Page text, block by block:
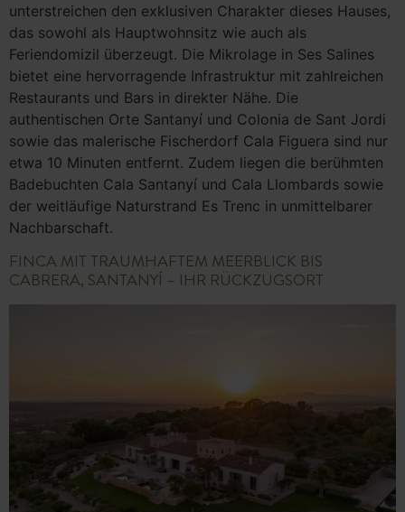
unterstreichen den exklusiven Charakter dieses Hauses,
das sowohl als Hauptwohnsitz wie auch als
Feriendomizil überzeugt. Die Mikrolage in Ses Salines
bietet eine hervorragende Infrastruktur mit zahlreichen
Restaurants und Bars in direkter Nähe. Die
authentischen Orte Santanyí und Colonia de Sant Jordi
sowie das malerische Fischerdorf Cala Figuera sind nur
etwa 10 Minuten entfernt. Zudem liegen die berühmten
Badebuchten Cala Santanyí und Cala Llombards sowie
der weitläufige Naturstrand Es Trenc in unmittelbarer
Nachbarschaft.
FINCA MIT TRAUMHAFTEM MEERBLICK BIS
CABRERA, SANTANYÍ – IHR RÜCKZUGSORT